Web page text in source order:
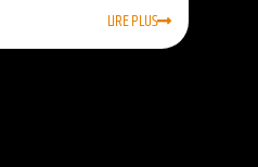
LIRE PLUS